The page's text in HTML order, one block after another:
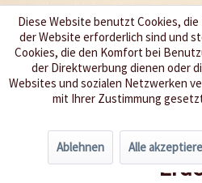
Wir
Menü
Holz-
Diese Website benutzt Cookies,
der Website erforderlich sind und
Cookies, die den Komfort bei
der Direktwerbung dienen oder
Websites und sozialen Netzwerken
mit Ihrer Zustimmung
Ablehnen Alle